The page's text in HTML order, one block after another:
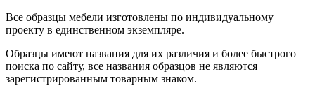
Все образцы мебели изготовлены по индивидуальному
проекту в единственном экземпляре.
Образцы имеют названия для их различия и более быстрого
поиска по сайту, все названия образцов не являются
зарегистрированным товарным знаком.